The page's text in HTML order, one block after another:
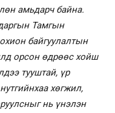
амьдарч байна.
Тамгын
байгуулалтын
орсон өдрөөс хойш
тууштай, үр
хөгжил,
нь үнэлэн